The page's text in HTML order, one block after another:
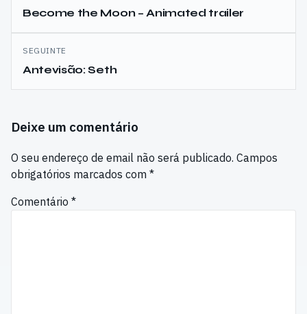
de
artigos
Become the Moon – Animated trailer
SEGUINTE
Antevisão: Seth
Deixe um comentário
O seu endereço de email não será publicado. Campos
obrigatórios marcados com *
Comentário *